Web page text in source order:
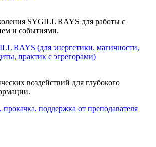
SYGILL RAYS для работы с
и событиями.
RAYS (для энергетики, магичности,
практик с эгрегорами)
воздействий для глубокого
прокачка, поддержка от преподавателя